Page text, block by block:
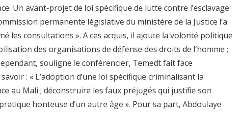
Un avant-projet de loi spécifique de lutte contre l’esclavage
permanente législative du ministère de la Justice l’a
les consultations ». A ces acquis, il ajoute la volonté politique
des organisations de défense des droits de l’homme ;
souligne le conférencier, Temedt fait face
: « L’adoption d’une loi spécifique criminalisant la
au Mali ; déconstruire les faux préjugés qui justifie son
honteuse d’un autre âge ». Pour sa part, Abdoulaye